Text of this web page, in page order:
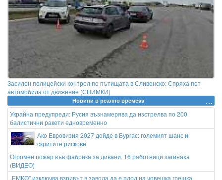
Засилен полицейски контрол по пътищата в Сливенско: Спряха пет
автомобила от движение (СНИМКИ)
Новини в реално времеss
Украйна предупреди: Русия възнамерява да изстрелва по 200
балистични ракети едновременно
Ако Евровизия 2027 дойде в Бургас: големият шанс и
скритите рискове
Огромен пожар във фабрика за дивани, 16 работници загинаха
(ВИДЕО)
„ЕМКО” изключва взривът в завода да е плод на човешка грешка